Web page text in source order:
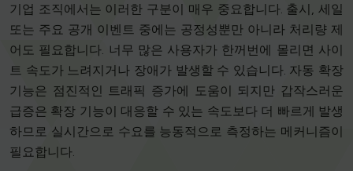
기업 조직에서는 이러한 구분이 매우 중요합니다. 출시, 세일
또는 주요 공개 이벤트 중에는 공정성뿐만 아니라 처리량 제
어도 필요합니다. 너무 많은 사용자가 한꺼번에 몰리면 사이
트 속도가 느려지거나 장애가 발생할 수 있습니다. 자동 확장
기능은 점진적인 트래픽 증가에 도움이 되지만 갑작스러운
급증은 확장 기능이 대응할 수 있는 속도보다 더 빠르게 발생
하므로 실시간으로 수요를 능동적으로 측정하는 메커니즘이
필요합니다.